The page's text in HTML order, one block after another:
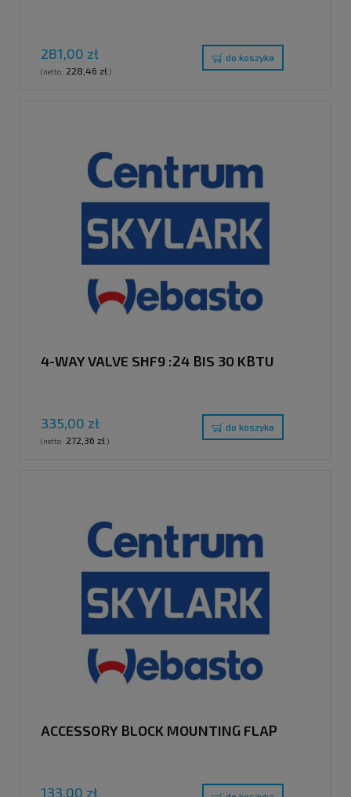
281,00 zł
(netto: 228,46 zł)
do koszyka
4-WAY VALVE SHF9 :24 BIS 30 KBTU
335,00 zł
(netto: 272,36 zł)
do koszyka
ACCESSORY BLOCK MOUNTING FLAP
133,00 zł